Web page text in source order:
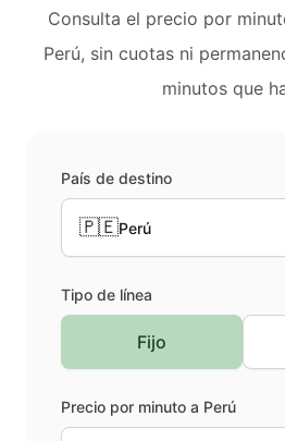
Consulta el precio por
Perú, sin cuotas ni
minutos que
País de destino
🇵🇪Perú
Tipo de línea
Fijo
Precio por minuto a Perú